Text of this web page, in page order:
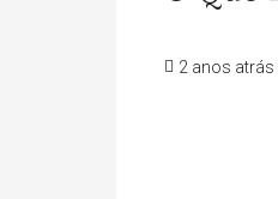
2 anos atrás